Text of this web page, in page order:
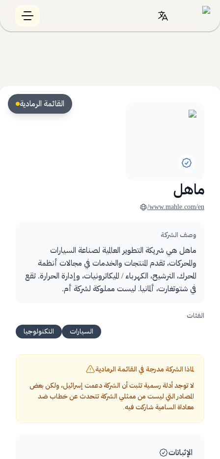
القائمة الرمادية
ماهل
www.mahle.com/en/
وصف الشركة
ماهل هي شريكة التطوير العالمية لصناعة السيارات
والمحركات، تقدم المنتجات والخدمات في مجالات أنظمة
المحرك، الترشيح، الكهرباء / الميكاترونيات، وإدارة الحرارة. تقع
في شتوتغارت، ألمانيا. ليست مملوكة لشركة أم.
الفئات
السيارات
التكنولوجيا
لماذا الشركة مدرجة في القائمة الرمادية
لا توجد أدلة رسمية تثبت أن الشركة دعمت إسرائيل، ولكن بعض
المصادر التي ليست من ممثلي الشركة تتحدث عن خطاب ضد
معاداة السامية شاركت فيه.
الإثباتات